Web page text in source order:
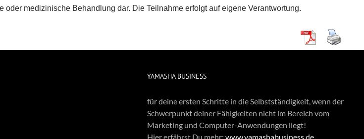
medizinische Behandlung dar. Die Teilnahme erfolgt auf eigene Verantwortung.
YAMASHA BUSINESS
für deine ersten Schritte in die Selbstständigkeit, wenn der
Schwerpunkt deiner Fähigkeiten nicht im Bereich vom
Marketing und Computer-Anwendungen liegt!
Hier erfährst Du mehr: www.yamashabusiness.de